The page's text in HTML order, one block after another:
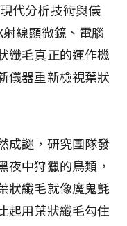
代分析技術與儀
線顯微鏡、電腦
纖毛真正的運作機
儀器重新檢視葉狀
成謎，研究團隊發
夜中狩獵的鳥類，
狀纖毛就像魔鬼氈
起用葉狀纖毛勾住